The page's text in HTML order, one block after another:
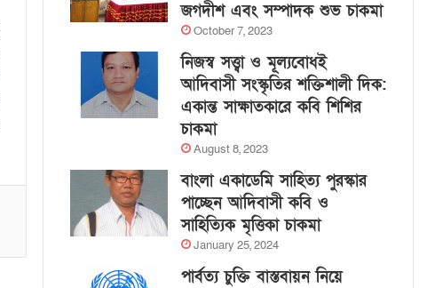
জগদীশ এবং সম্পাদক শুভ চাকমা
October 7, 2023
নিজস্ব সত্ত্বা ও মূল্যবোধই
আদিবাসী সংস্কৃতির শক্তিশালী দিক:
একান্ত সাক্ষাতকারে কবি শিশির
চাকমা
August 8, 2023
বাংলা একাডেমি সাহিত্য পুরস্কার
পাচ্ছেন আদিবাসী কবি ও
সাহিত্যিক মৃত্তিকা চাকমা
January 25, 2024
পার্বত্য চুক্তি বাস্তবায়ন নিয়ে